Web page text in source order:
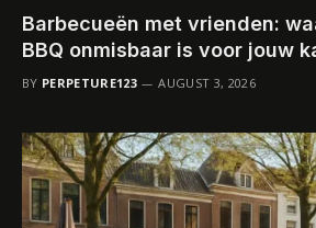
Barbecueën met vrienden:
BBQ onmisbaar is voor jouw
BY PERPETURE123 AUGUST 3, 2026